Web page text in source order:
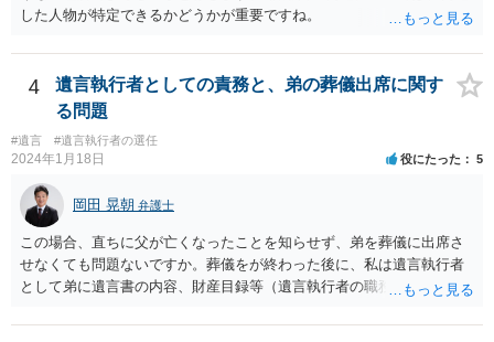
した人物が特定できるかどうかが重要ですね。
4
遺言執行者としての責務と、弟の葬儀出席に関す
る問題
#遺言 #遺言執行者の選任
2024年1月18日 役にたった 5
岡田 晃朝 弁護士
この場合、直ちに父が亡くなったことを知らせず、弟を葬儀に出席さ
せなくても問題ないですか。葬儀をが終わった後に、私は遺言執行者
として弟に遺言書の内容、財産目録等（遺言執行者の職務）を知らせ
るかは喪主の自由です。 呼ばなくてもかまいません。 そもそも、そう